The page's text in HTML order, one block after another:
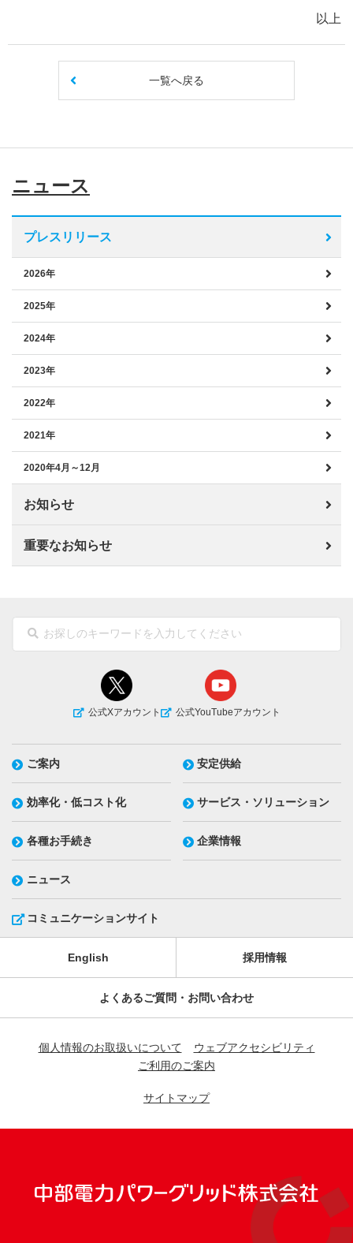
以上
一覧へ戻る
ニュース
プレスリリース
2026年
2025年
2024年
2023年
2022年
2021年
2020年4月～12月
お知らせ
重要なお知らせ
公式Xアカウント 公式YouTubeアカウント
ご案内 安定供給
効率化・低コスト化 サービス・ソリューション
各種お手続き 企業情報
ニュース
コミュニケーションサイト
English 採用情報
よくあるご質問・お問い合わせ
個人情報のお取扱いについて
ウェブアクセシビリティ
ご利用のご案内
サイトマップ